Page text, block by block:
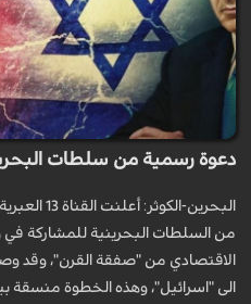
دعوة رسمية من سلطات البحرين
البحرين-
من السلطات البحرينية للمشاركة في
الاقتصادي من "صفقة القرن"، وقد
الى "اسرائيل"، وهذه الخطوة منسقة